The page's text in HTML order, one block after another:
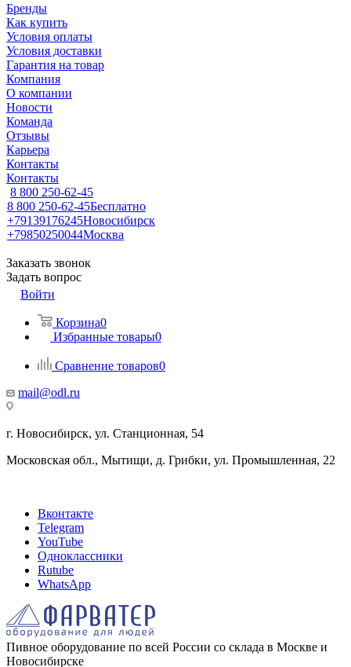
Бренды
Как купить
Условия оплаты
Условия доставки
Гарантия на товар
Компания
О компании
Новости
Команда
Отзывы
Карьера
Контакты
Контакты
8 800 250-62-45
8 800 250-62-45Бесплатно
+79139176245Новосибирск
+79850250044Москва
Заказать звонок
Задать вопрос
Войти
Корзина0
Избранные товары0
Сравнение товаров0
mail@odl.ru
г. Новосибирск, ул. Станционная, 54
Московская обл., Мытищи, д. Грибки, ул. Промышленная, 22
Вконтакте
Telegram
YouTube
Одноклассники
Rutube
WhatsApp
Пивное оборудование по всей России со склада в Москве и
Новосибирске